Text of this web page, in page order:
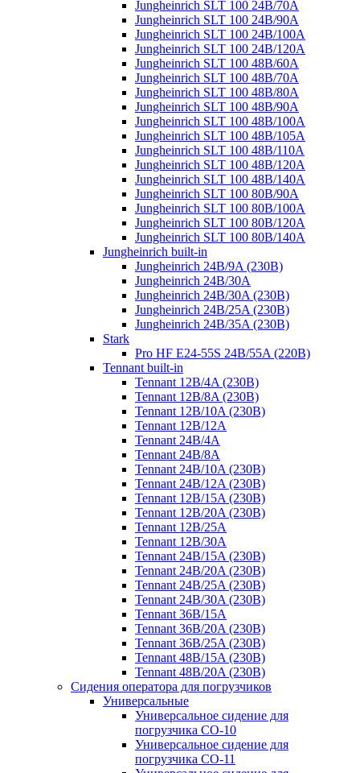
Jungheinrich SLT 100 24B/70A
Jungheinrich SLT 100 24B/90A
Jungheinrich SLT 100 24B/100A
Jungheinrich SLT 100 24B/120A
Jungheinrich SLT 100 48B/60A
Jungheinrich SLT 100 48B/70A
Jungheinrich SLT 100 48B/80A
Jungheinrich SLT 100 48B/90A
Jungheinrich SLT 100 48B/100A
Jungheinrich SLT 100 48B/105A
Jungheinrich SLT 100 48B/110A
Jungheinrich SLT 100 48B/120A
Jungheinrich SLT 100 48B/140A
Jungheinrich SLT 100 80B/90A
Jungheinrich SLT 100 80B/100A
Jungheinrich SLT 100 80B/120A
Jungheinrich SLT 100 80B/140A
Jungheinrich built-in
Jungheinrich 24B/9A (230B)
Jungheinrich 24B/30A
Jungheinrich 24B/30A (230B)
Jungheinrich 24B/25A (230B)
Jungheinrich 24B/35A (230B)
Stark
Pro HF E24-55S 24B/55A (220B)
Tennant built-in
Tennant 12B/4A (230B)
Tennant 12B/8A (230B)
Tennant 12B/10A (230B)
Tennant 12B/12A
Tennant 24B/4A
Tennant 24B/8A
Tennant 24B/10A (230B)
Tennant 24B/12A (230B)
Tennant 12B/15A (230B)
Tennant 12B/20A (230B)
Tennant 12B/25A
Tennant 12B/30A
Tennant 24B/15A (230B)
Tennant 24B/20A (230B)
Tennant 24B/25A (230B)
Tennant 24B/30A (230B)
Tennant 36B/15A
Tennant 36B/20A (230B)
Tennant 36B/25A (230B)
Tennant 48B/15A (230B)
Tennant 48B/20A (230B)
Сидения оператора для погрузчиков
Универсальные
Универсальное сидение для
погрузчика CO-10
Универсальное сидение для
погрузчика CO-11